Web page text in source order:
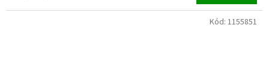
Kód: 1155851